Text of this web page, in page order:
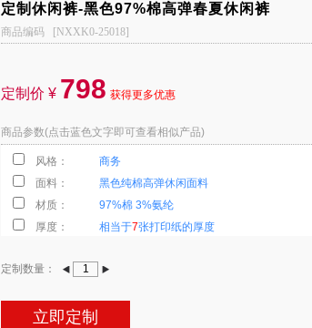
定制休闲裤-黑色97%棉高弹春夏休闲裤
商品编码 [NXXK0-25018]
定制价 ¥ 798 获得更多优惠
商品参数(点击蓝色文字即可查看相似产品)
风格：
商务
面料：
黑色纯棉高弹休闲面料
材质：
97%棉 3%氨纶
厚度：
相当于7张打印纸的厚度
花型：
素色
克重：
定制数量：
立即定制